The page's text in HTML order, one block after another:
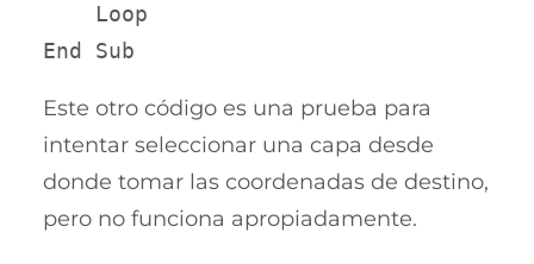
    Loop
Este otro código es una prueba para
intentar seleccionar una capa desde
donde tomar las coordenadas de destino,
pero no funciona apropiadamente.